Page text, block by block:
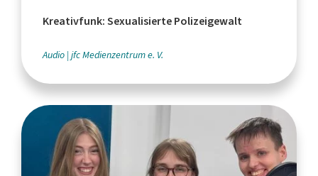
Kreativfunk: Sexualisierte Polizeigewalt
Audio jfc Medienzentrum e. V.